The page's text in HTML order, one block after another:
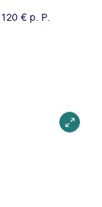
€ p. P.